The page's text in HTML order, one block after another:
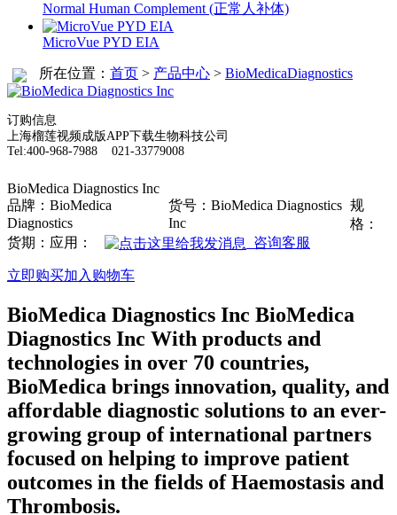
Normal Human Complement (正常人补体)
MicroVue PYD EIA
所在位置： 首页 > 产品中心 > BioMedicaDiagnostics
订购信息
上海榴莲视频成版APP下载生物科技公司
Tel:400-968-7988 021-33779008
BioMedica Diagnostics Inc
品牌：BioMedica
Diagnostics
货号：BioMedica Diagnostics
Inc
规
格：
货期： 应用： 咨询客服
立即购买加入购物车
BioMedica Diagnostics Inc BioMedica
Diagnostics Inc With products and
technologies in over 70 countries,
BioMedica brings innovation, quality, and
affordable diagnostic solutions to an ever-
growing group of international partners
focused on helping to improve patient
outcomes in the fields of Haemostasis and
Thrombosis.